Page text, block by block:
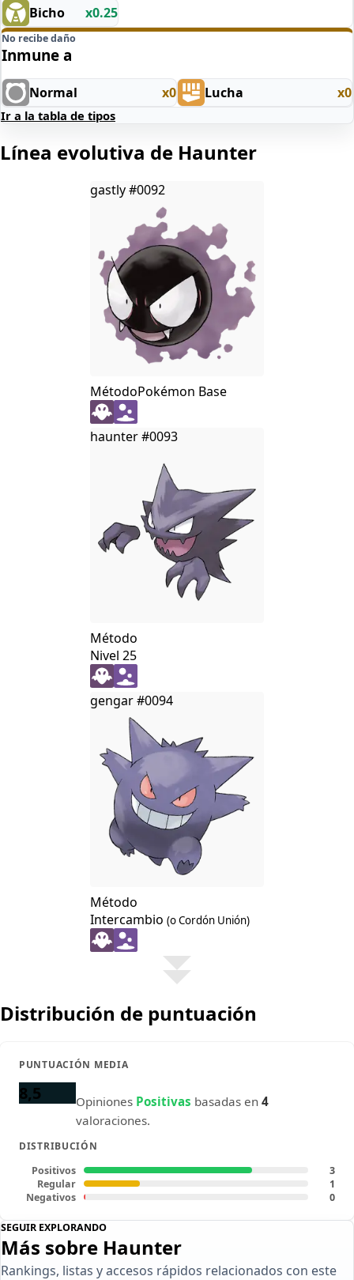
Bicho x0.25
No recibe daño
Inmune a
Normal x0 Lucha x0
Ir a la tabla de tipos
Línea evolutiva de Haunter
gastly#0092
MétodoPokémon Base
haunter#0093
Método
Nivel 25
gengar#0094
Método
Intercambio (o Cordón Unión)
Distribución de puntuación
PUNTUACIÓN MEDIA
8,5 Opiniones Positivas basadas en 4
valoraciones.
DISTRIBUCIÓN
Positivos
3
Regular
1
Negativos
0
SEGUIR EXPLORANDO
Más sobre Haunter
Rankings, listas y accesos rápidos relacionados con este